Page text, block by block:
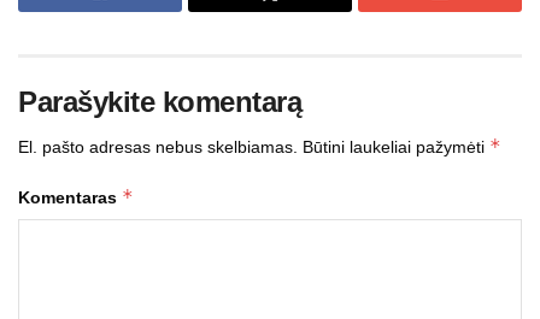
Parašykite komentarą
El. pašto adresas nebus skelbiamas. Būtini laukeliai pažymėti *
Komentaras *